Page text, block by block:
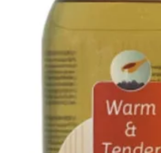
Geniet in uw sauna van een heerlijke
Het gebruik van saunageuren is niet
De saunageur hout is zeer sterk. De ervaring
van ontspanning en rust. Terug naar de diepte
Specificaties
Belangrijke specificaties